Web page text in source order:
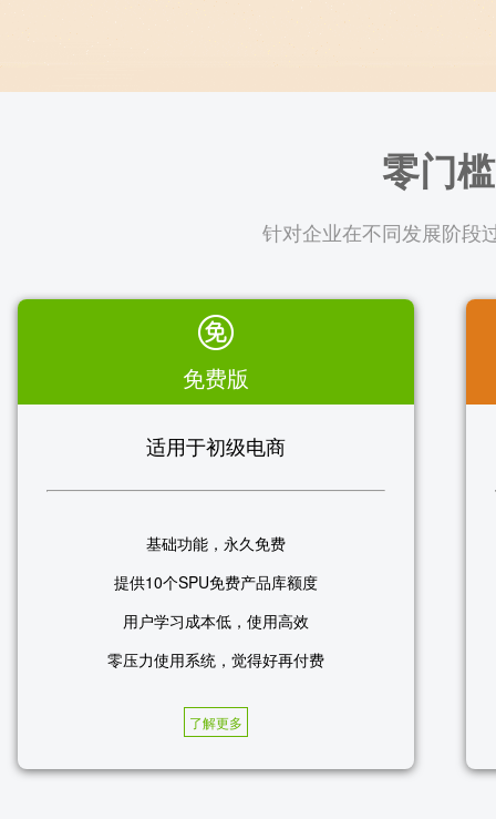
零门
针对企业在不同发展阶段
免费版
适用于初级电商
基础功能，永久免费
提供10个SPU免费产品库额度
用户学习成本低，使用高效
零压力使用系统，觉得好再付费
了解更多